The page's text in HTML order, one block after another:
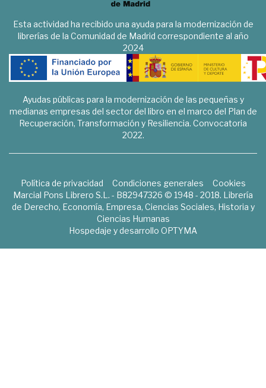
Esta actividad ha recibido una ayuda para la modernización de
librerías de la Comunidad de Madrid correspondiente al año
2024
Ayudas públicas para la modernización de las pequeñas y
medianas empresas del sector del libro en el marco del Plan de
Recuperación, Transformación y Resiliencia. Convocatoria
2022.
Política de privacidad Condiciones generales
Cookies
Marcial Pons Librero S.L. - B82947326 © 1948 - 2018. Librería
de Derecho, Economía, Empresa, Ciencias Sociales, Historia y
Ciencias Humanas
Hospedaje y desarrollo OPTYMA